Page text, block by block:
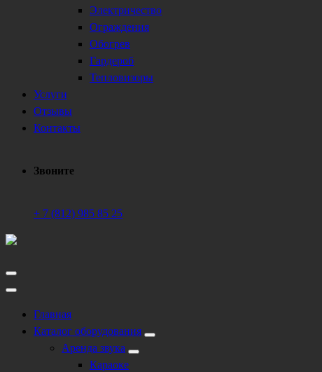
Электричество
Ограждения
Обогрев
Гардероб
Тепловизоры
Услуги
Отзывы
Контакты
Звоните
+ 7 (812) 985 85 25
Техническое обеспечение мероприятий
Главная
Каталог оборудования
Аренда звука
Караоке